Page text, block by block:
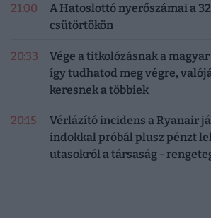
21:00
A Hatoslottó nyerőszámai a
csütörtökön
20:33
Vége a titkolózásnak a
így tudhatod meg végre,
keresnek a többiek
20:15
Vérlázító incidens a Ryanair
indokkal próbál plusz pénzt
utasokról a társaság -